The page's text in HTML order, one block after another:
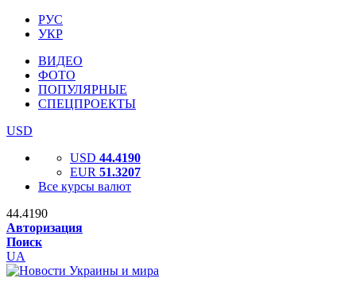
РУС
УКР
ВИДЕО
ФОТО
ПОПУЛЯРНЫЕ
СПЕЦПРОЕКТЫ
USD
USD 44.4190
EUR 51.3207
Все курсы валют
44.4190
Авторизация
Поиск
UA